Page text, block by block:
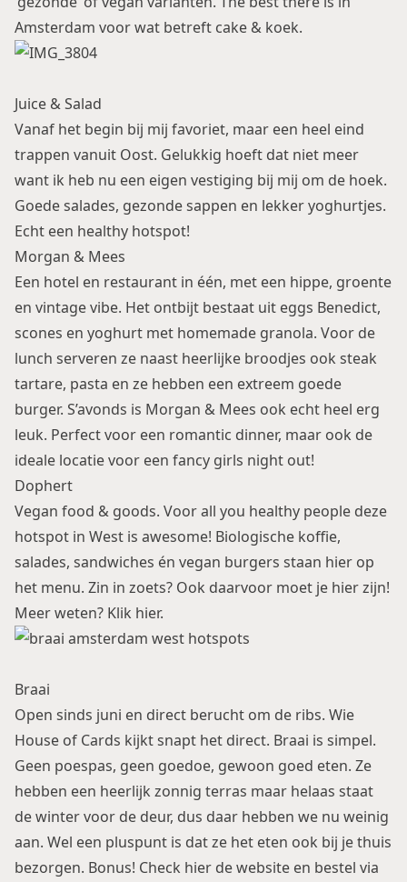
Amsterdam voor wat betreft cake & koek.
Juice & Salad
Vanaf het begin bij mij favoriet, maar een heel eind
trappen vanuit Oost. Gelukkig hoeft dat niet meer
want ik heb nu een eigen vestiging bij mij om de hoek.
Goede salades, gezonde sappen en lekker yoghurtjes.
Echt een healthy hotspot!
Morgan & Mees
Een hotel en restaurant in één, met een hippe, groente
en vintage vibe. Het ontbijt bestaat uit eggs Benedict,
scones en yoghurt met homemade granola. Voor de
lunch serveren ze naast heerlijke broodjes ook steak
tartare, pasta en ze hebben een extreem goede
burger. S’avonds is Morgan & Mees ook echt heel erg
leuk. Perfect voor een romantic dinner, maar ook de
ideale locatie voor een fancy girls night out!
Dophert
Vegan food & goods. Voor all you healthy people deze
hotspot in West is awesome! Biologische koffie,
salades, sandwiches én vegan burgers staan hier op
het menu. Zin in zoets? Ook daarvoor moet je hier zijn!
Meer weten? Klik hier.
Braai
Open sinds juni en direct berucht om de ribs. Wie
House of Cards kijkt snapt het direct. Braai is simpel.
Geen poespas, geen goedoe, gewoon goed eten. Ze
hebben een heerlijk zonnig terras maar helaas staat
de winter voor de deur, dus daar hebben we nu weinig
aan. Wel een pluspunt is dat ze het eten ook bij je thuis
bezorgen. Bonus! Check hier de website en bestel via